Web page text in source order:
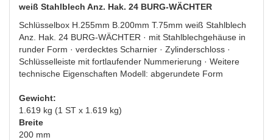
weiß Stahlblech Anz. Hak. 24 BURG-WÄCHTER
Schlüsselbox H.255mm B.200mm T.75mm weiß Stahlblech
Anz. Hak. 24 BURG-WÄCHTER · mit Stahlblechgehäuse in
runder Form · verdecktes Scharnier · Zylinderschloss ·
Schlüsselleiste mit fortlaufender Nummerierung · Weitere
technische Eigenschaften Modell: abgerundete Form
Gewicht:
1.619 kg (1 ST x 1.619 kg)
Breite
200 mm